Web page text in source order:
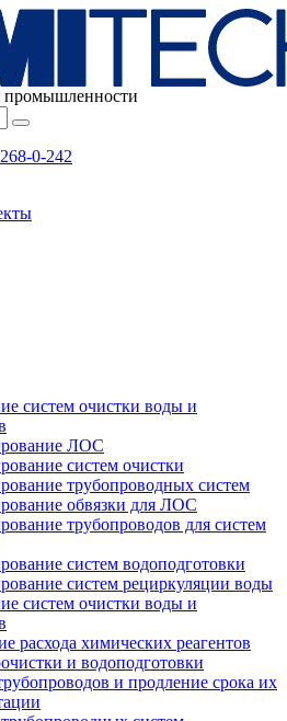
промышленности
0-242
систем очистки воды и
ЛОС
систем очистки
трубопроводных систем
обвязки для ЛОС
трубопроводов для систем
систем водоподготовки
систем рециркуляции воды
систем очистки воды и
расхода химических реагентов
и водоподготовки
и продление срока их